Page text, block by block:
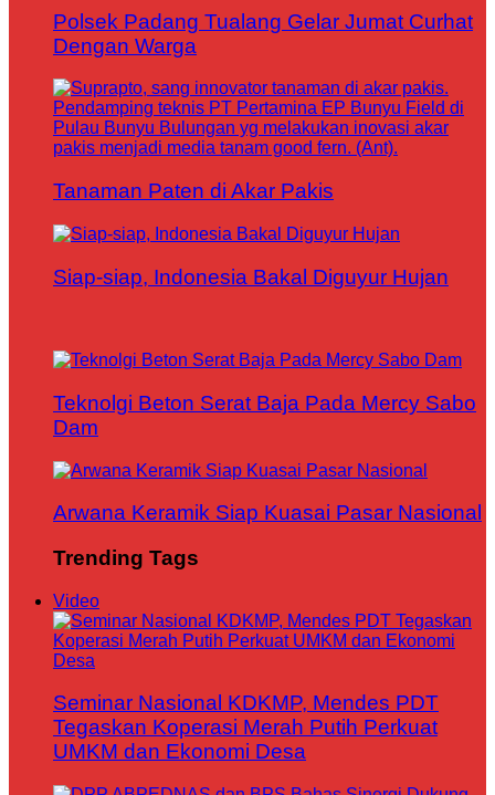
Polsek Padang Tualang Gelar Jumat Curhat
Dengan Warga
Tanaman Paten di Akar Pakis
Siap-siap, Indonesia Bakal Diguyur Hujan
Teknolgi Beton Serat Baja Pada Mercy Sabo
Dam
Arwana Keramik Siap Kuasai Pasar Nasional
Trending Tags
Video
Seminar Nasional KDKMP, Mendes PDT
Tegaskan Koperasi Merah Putih Perkuat
UMKM dan Ekonomi Desa